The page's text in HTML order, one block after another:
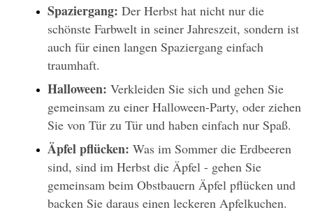
Spaziergang: Der Herbst hat nicht nur die
schönste Farbwelt in seiner Jahreszeit, sondern ist
auch für einen langen Spaziergang einfach
traumhaft.
Halloween: Verkleiden Sie sich und gehen Sie
gemeinsam zu einer Halloween-Party, oder ziehen
Sie von Tür zu Tür und haben einfach nur Spaß.
Äpfel pflücken: Was im Sommer die Erdbeeren
sind, sind im Herbst die Äpfel - gehen Sie
gemeinsam beim Obstbauern Äpfel pflücken und
backen Sie daraus einen leckeren Apfelkuchen.